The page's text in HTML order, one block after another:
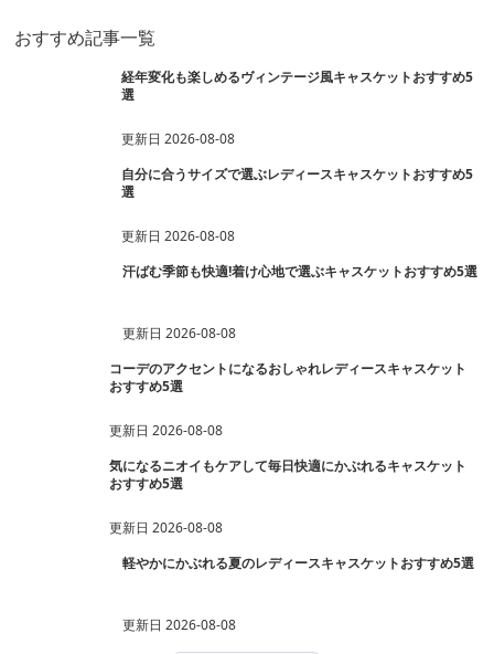
おすすめ記事一覧
経年変化も楽しめるヴィンテージ風キャスケットおすすめ5
選
更新日 2026-08-08
自分に合うサイズで選ぶレディースキャスケットおすすめ5
選
更新日 2026-08-08
汗ばむ季節も快適!着け心地で選ぶキャスケットおすすめ5選
更新日2026-08-08
コーデのアクセントになるおしゃれレディースキャスケット
おすすめ5選
更新日 2026-08-08
気になるニオイもケアして毎日快適にかぶれるキャスケット
おすすめ5選
更新日 2026-08-08
軽やかにかぶれる夏のレディースキャスケットおすすめ5選
更新日2026-08-08